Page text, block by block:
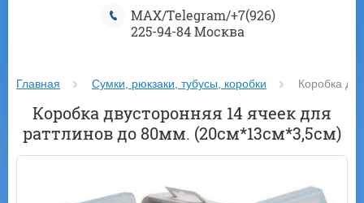
MAX/Telegram/+7(926)
225-94-84 Москва
Главная Сумки, рюкзаки, тубусы, коробки Коробка
Коробка двусторонняя 14 ячеек для
раттлинов до 80мм. (20см*13см*3,5см)